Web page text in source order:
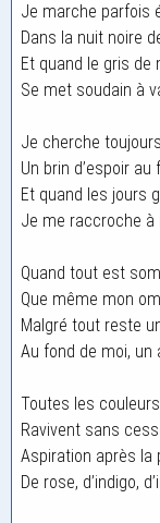
Je marche parfois
Dans la nuit noire
Et quand le gris de
Se met soudain à
Je cherche
Un brin d’espoir
Et quand les jours
Je me raccroche à
Quand tout est
Que même mon
Malgré tout reste
Au fond de moi, un
Toutes les
Ravivent sans
Aspiration après la
De rose, d’indigo,